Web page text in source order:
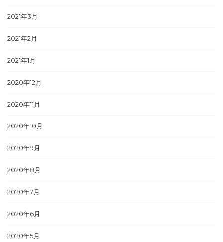
2021年3月
2021年2月
2021年1月
2020年12月
2020年11月
2020年10月
2020年9月
2020年8月
2020年7月
2020年6月
2020年5月